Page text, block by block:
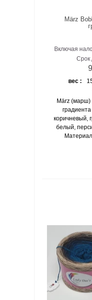
К
März
Включая
Срок
вес :
März (марш)
коричневый,
белый,